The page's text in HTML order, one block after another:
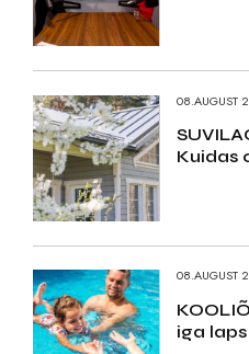
08.AUGUST
Kuidas
08.AUGUST
iga